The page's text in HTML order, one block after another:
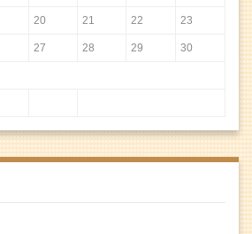
20 21 22 23
27 28 29 30